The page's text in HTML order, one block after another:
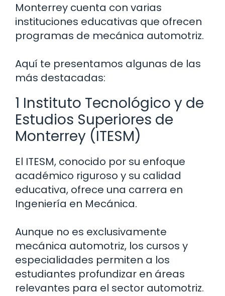
Monterrey cuenta con varias
instituciones educativas que ofrecen
programas de mecánica automotriz.
Aquí te presentamos algunas de las
más destacadas:
1 Instituto Tecnológico y de
Estudios Superiores de
Monterrey (ITESM)
El ITESM, conocido por su enfoque
académico riguroso y su calidad
educativa, ofrece una carrera en
Ingeniería en Mecánica.
Aunque no es exclusivamente
mecánica automotriz, los cursos y
especialidades permiten a los
estudiantes profundizar en áreas
relevantes para el sector automotriz.